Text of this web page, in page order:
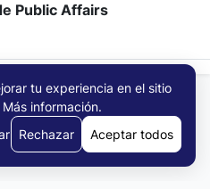
Public Affairs
tu experiencia en el sitio
Más información.
Rechazar Aceptar todos